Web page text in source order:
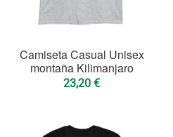
Camiseta Casual Unisex
montaña Kilimanjaro
23,20 €